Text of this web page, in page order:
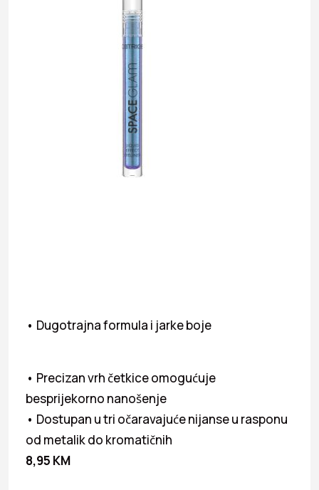
• Dugotrajna formula i jarke boje
• Precizan vrh četkice omogućuje
besprijekorno nanošenje
• Dostupan u tri očaravajuće nijanse u rasponu
od metalik do kromatičnih
8,95 KM